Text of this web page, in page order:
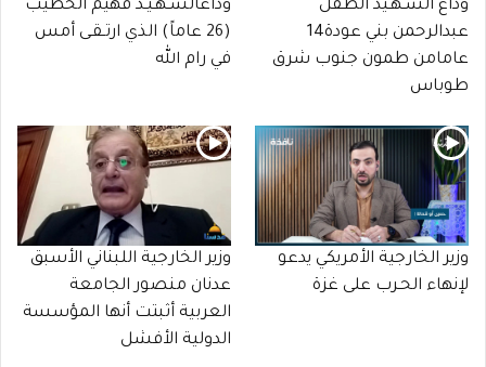
وداع الشـهـيد الطفل
عبدالرحمن بني عودة14
عامامن طمون جنوب شرق
طوباس
وداعالشـهـيـد فهيم الخطيب
(26 عاماً) الذي ارتـقـى أمس
في رام الله
وزير الخارجية الأمريكي يدعو
لإنهاء الحـرب على غزة
وزير الخارجية اللبناني الأسبق
عدنان منصور الجامعة
العربية أثبتت أنها المؤسسة
الدولية الأفشل